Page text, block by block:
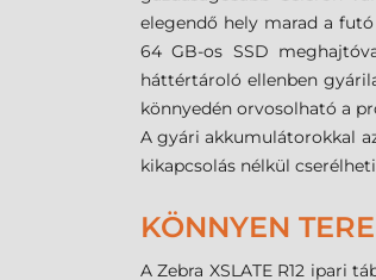
elegendő hely marad a
64 GB-os SSD
háttértároló ellenben
könnyedén orvosolható a
A gyári akkumulátorokkal
kikapcsolás nélkül
KÖNNYEN
A Zebra XSLATE R12 ipari